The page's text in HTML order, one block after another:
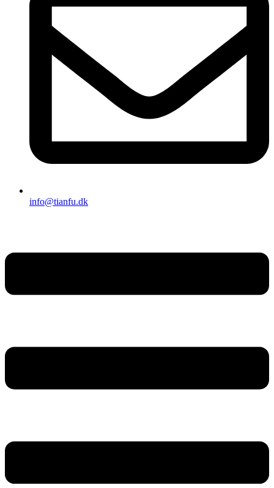
info@tianfu.dk